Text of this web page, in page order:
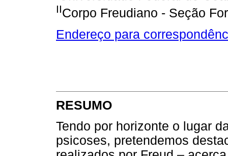
IICorpo Freudiano - Seção
Endereço para
RESUMO
Tendo por horizonte o lugar
psicoses, pretendemos